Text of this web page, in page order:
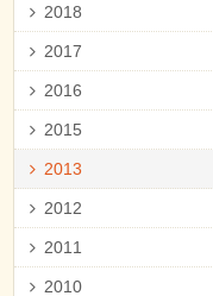
2018
2017
2016
2015
2013
2012
2011
2010